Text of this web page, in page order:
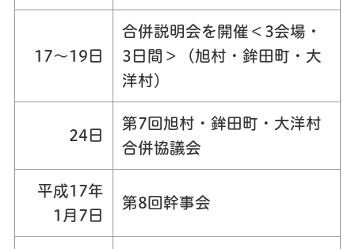
17～19日
合併説明会を開催＜3会場・
3日間＞（旭村・鉾田町・大
洋村）
24日
第7回旭村・鉾田町・大洋村
合併協議会
平成17年
1月7日
第8回幹事会